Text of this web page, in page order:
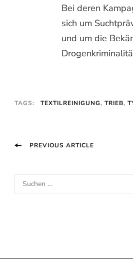
Bei deren
sich um
und um die
TAGS: TEXTILREINIGUNG, TRIEB,
PostPREVIOUS ARTICLE
u